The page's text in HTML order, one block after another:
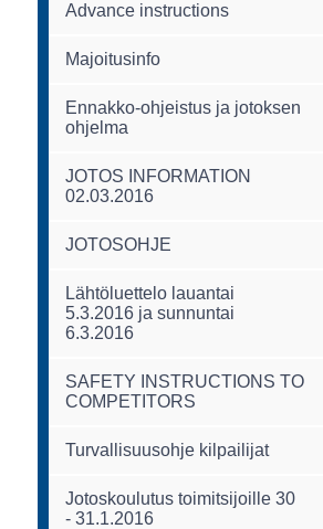
Advance instructions
Majoitusinfo
Ennakko-ohjeistus ja jotoksen
ohjelma
JOTOS INFORMATION
02.03.2016
JOTOSOHJE
Lähtöluettelo lauantai
5.3.2016 ja sunnuntai
6.3.2016
SAFETY INSTRUCTIONS TO
COMPETITORS
Turvallisuusohje kilpailijat
Jotoskoulutus toimitsijoille 30
- 31.1.2016